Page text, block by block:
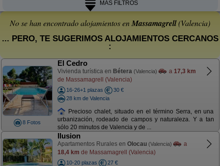
MÁS FILTROS
No se han encontrado alojamientos enMassamagrell(Valencia)
... PERO, TE SUGERIMOS ALOJAMIENTOS CERCANOS
:
8 Fotos
El Cedro
Vivienda turística en Bétera (Valencia) a 17,3 km
de Massamagrell (Valencia)
16-26+1 plazas
30 €
28 km de Valencia
Precioso chalet, situado en el término Serra, en una
urbanización, rodeado de campos y naturaleza. Y a tan
sólo 20 minutos de Valencia y de ...
Ilusion
Apartamentos Rurales en Olocau (Valencia)
a
18,4 km de Massamagrell (Valencia)
10-20 plazas
27 €